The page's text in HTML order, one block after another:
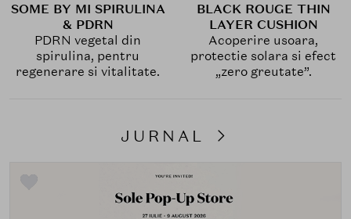
SOME BY MI SPIRULINA
& PDRN
PDRN vegetal din
spirulina, pentru
regenerare si vitalitate.
BLACK ROUGE THIN
LAYER CUSHION
Acoperire usoara,
protectie solara si efect
„zero greutate”.
JURNAL